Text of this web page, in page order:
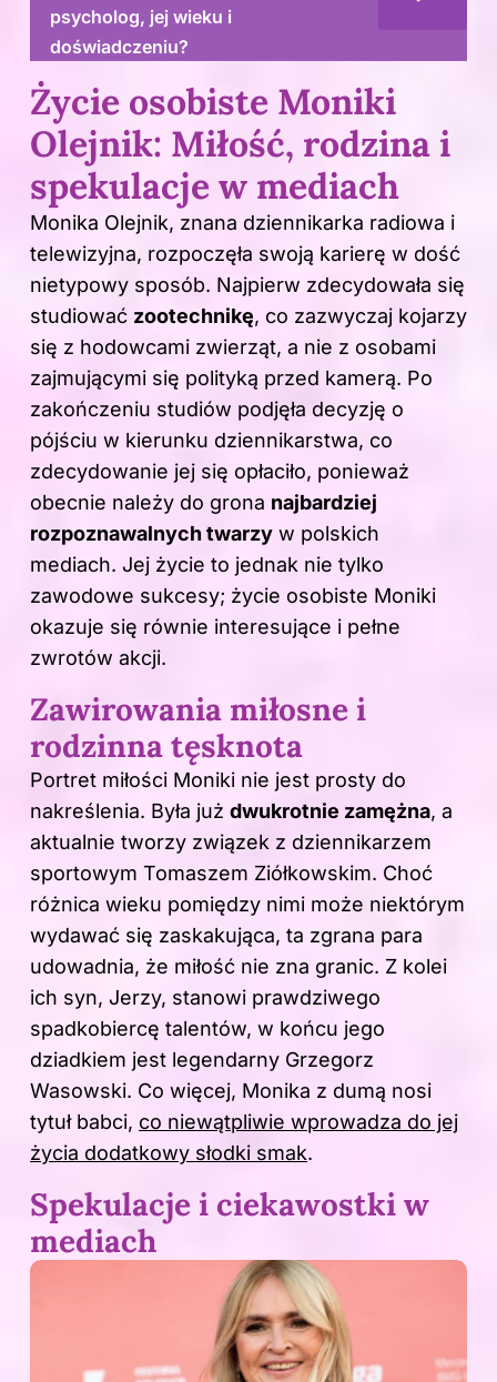
psycholog, jej wieku i
doświadczeniu?
Życie osobiste Moniki
Olejnik: Miłość, rodzina i
spekulacje w mediach
Monika Olejnik, znana dziennikarka radiowa i
telewizyjna, rozpoczęła swoją karierę w dość
nietypowy sposób. Najpierw zdecydowała się
studiować zootechnikę, co zazwyczaj kojarzy
się z hodowcami zwierząt, a nie z osobami
zajmującymi się polityką przed kamerą. Po
zakończeniu studiów podjęła decyzję o
pójściu w kierunku dziennikarstwa, co
zdecydowanie jej się opłaciło, ponieważ
obecnie należy do grona najbardziej
rozpoznawalnych twarzy w polskich
mediach. Jej życie to jednak nie tylko
zawodowe sukcesy; życie osobiste Moniki
okazuje się równie interesujące i pełne
zwrotów akcji.
Zawirowania miłosne i
rodzinna tęsknota
Portret miłości Moniki nie jest prosty do
nakreślenia. Była już dwukrotnie zamężna, a
aktualnie tworzy związek z dziennikarzem
sportowym Tomaszem Ziółkowskim. Choć
różnica wieku pomiędzy nimi może niektórym
wydawać się zaskakująca, ta zgrana para
udowadnia, że miłość nie zna granic. Z kolei
ich syn, Jerzy, stanowi prawdziwego
spadkobiercę talentów, w końcu jego
dziadkiem jest legendarny Grzegorz
Wasowski. Co więcej, Monika z dumą nosi
tytuł babci, co niewątpliwie wprowadza do jej
życia dodatkowy słodki smak.
Spekulacje i ciekawostki w
mediach